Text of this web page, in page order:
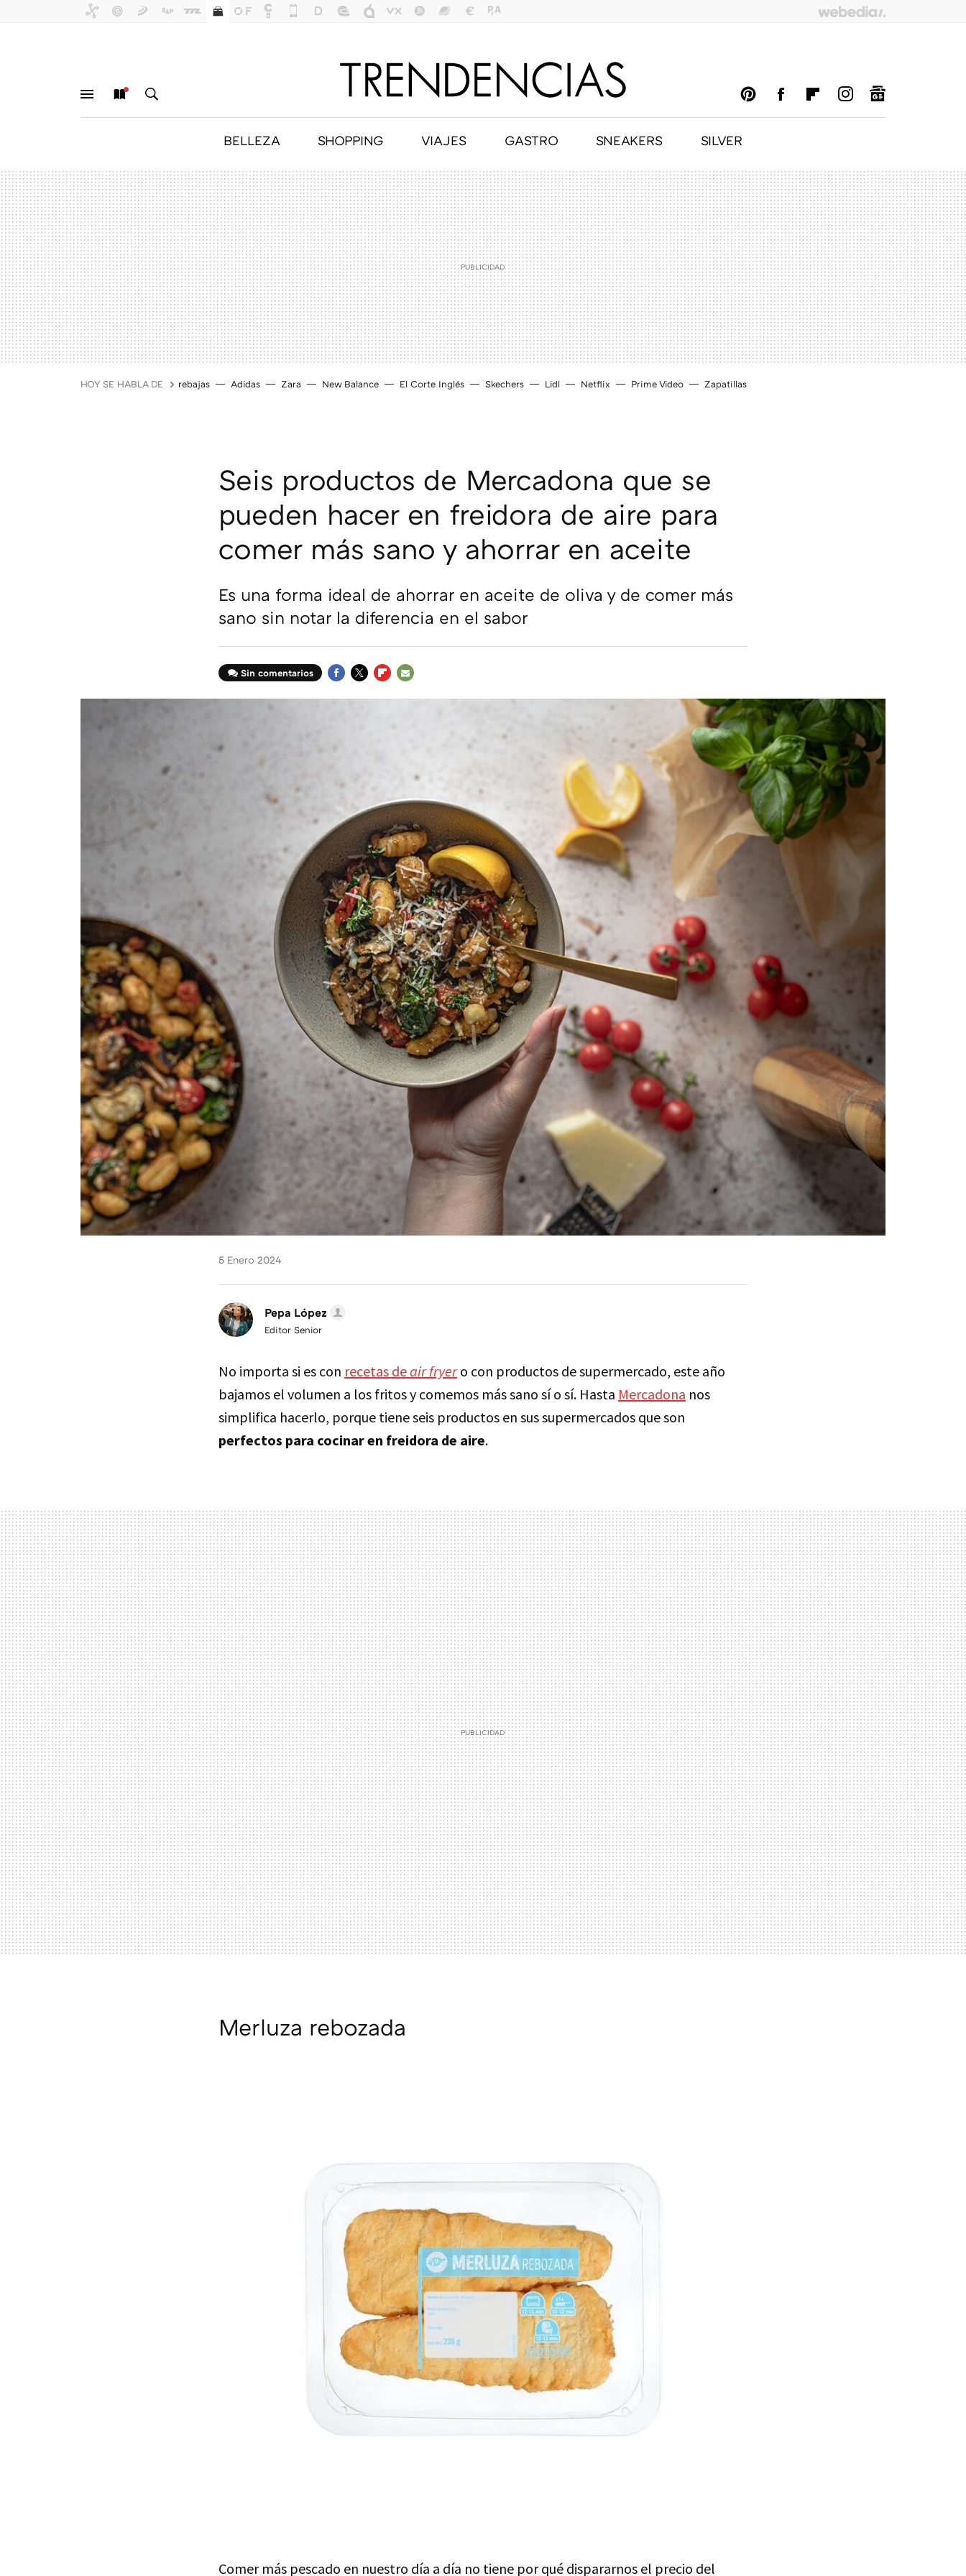
BELLEZA SHOPPING VIAJES GASTRO SNEAKERS SILVER
HOY SE HABLA DE rebajas Adidas Zara New Balance El Corte Inglés Skechers Lidl Netflix Prime Video Zapatillas
Seis productos de Mercadona que se
pueden hacer en freidora de aire para
comer más sano y ahorrar en aceite
Es una forma ideal de ahorrar en aceite de oliva y de comer más
sano sin notar la diferencia en el sabor
Sin comentarios
5 Enero 2024
Pepa López
Editor Senior
No importa si es con recetas deair fryero con productos de supermercado, este año
bajamos el volumen a los fritos y comemos más sano sí o sí. Hasta Mercadona nos
simplifica hacerlo, porque tiene seis productos en sus supermercados que son
perfectos para cocinar en freidora de aire.
Merluza rebozada
Comer más pescado en nuestro día a día no tiene por qué dispararnos el precio del